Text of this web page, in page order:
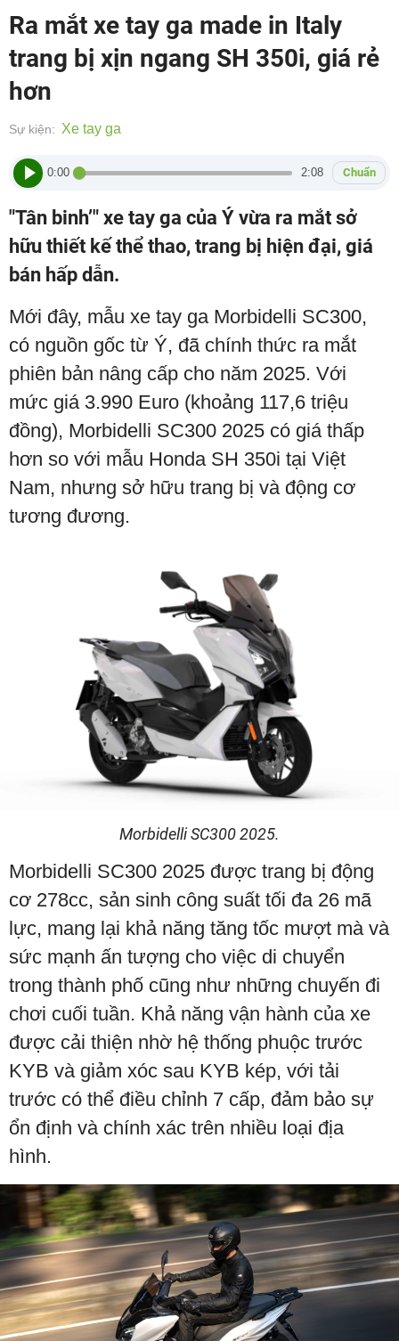
Ra mắt xe tay ga made in Italy
trang bị xịn ngang SH 350i, giá rẻ
hơn
Sự kiện: Xe tay ga
0:00 2:08 Chuẩn
"Tân binh’" xe tay ga của Ý vừa ra mắt sở
hữu thiết kế thể thao, trang bị hiện đại, giá
bán hấp dẫn.
Mới đây, mẫu xe tay ga Morbidelli SC300,
có nguồn gốc từ Ý, đã chính thức ra mắt
phiên bản nâng cấp cho năm 2025. Với
mức giá 3.990 Euro (khoảng 117,6 triệu
đồng), Morbidelli SC300 2025 có giá thấp
hơn so với mẫu Honda SH 350i tại Việt
Nam, nhưng sở hữu trang bị và động cơ
tương đương.
Morbidelli SC300 2025.
Morbidelli SC300 2025 được trang bị động
cơ 278cc, sản sinh công suất tối đa 26 mã
lực, mang lại khả năng tăng tốc mượt mà và
sức mạnh ấn tượng cho việc di chuyển
trong thành phố cũng như những chuyến đi
chơi cuối tuần. Khả năng vận hành của xe
được cải thiện nhờ hệ thống phuộc trước
KYB và giảm xóc sau KYB kép, với tải
trước có thể điều chỉnh 7 cấp, đảm bảo sự
ổn định và chính xác trên nhiều loại địa
hình.